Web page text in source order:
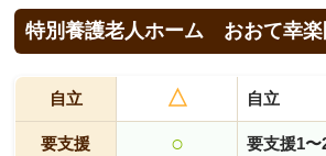
特別養護老人ホーム おおて幸楽
自立 △ 自立
要支援 ○ 要支援1〜